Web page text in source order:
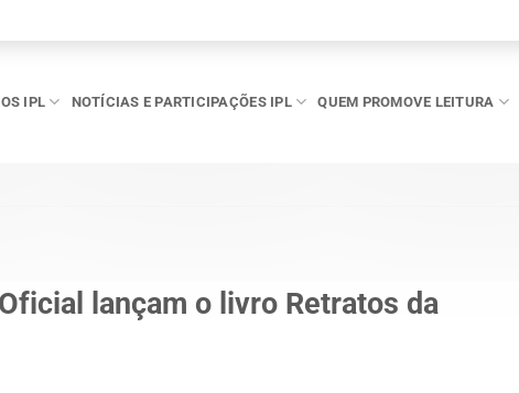
IPL NOTÍCIAS E PARTICIPAÇÕES IPL QUEM PROMOVE LEITURA
lançam o livro Retratos da